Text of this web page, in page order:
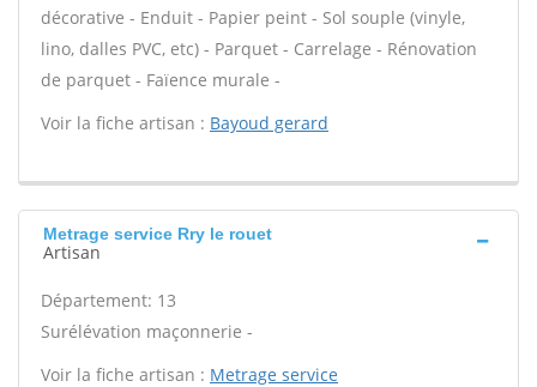
décorative - Enduit - Papier peint - Sol souple (vinyle,
lino, dalles PVC, etc) - Parquet - Carrelage - Rénovation
de parquet - Faïence murale -
Voir la fiche artisan : Bayoud gerard
Metrage service Rry le rouet
Artisan
Département: 13
Surélévation maçonnerie -
Voir la fiche artisan : Metrage service